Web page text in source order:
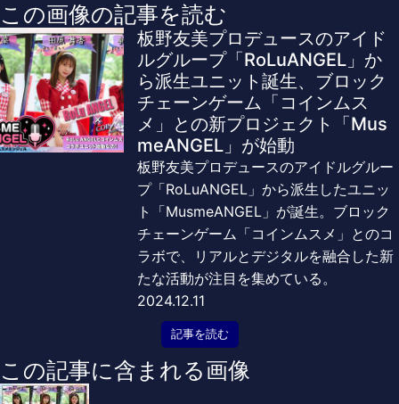
この画像の記事を読む
板野友美プロデュースのアイド
ルグループ「RoLuANGEL」か
ら派生ユニット誕生、ブロック
チェーンゲーム「コインムス
メ」との新プロジェクト「Mus
meANGEL」が始動
板野友美プロデュースのアイドルグルー
プ「RoLuANGEL」から派生したユニッ
ト「MusmeANGEL」が誕生。ブロック
チェーンゲーム「コインムスメ」とのコ
ラボで、リアルとデジタルを融合した新
たな活動が注目を集めている。
2024.12.11
記事を読む
この記事に含まれる画像